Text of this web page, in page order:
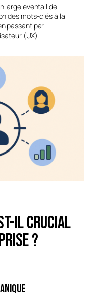
large éventail de
des mots-clés à la
passant par
(UX).
il crucial
?